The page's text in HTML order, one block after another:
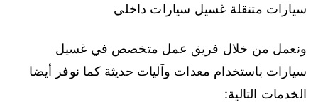
سيارات متنقلة غسيل سيارات داخلي
ونعمل من خلال فريق عمل متخصص في غسيل
سيارات باستخدام معدات وآليات حديثة كما نوفر أيضا
الخدمات التالية: